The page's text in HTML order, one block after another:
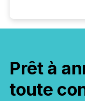
Prêt à
toute